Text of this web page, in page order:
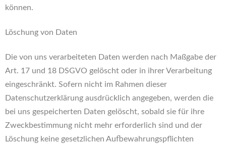
können.
Löschung von Daten
Die von uns verarbeiteten Daten werden nach Maßgabe der
Art. 17 und 18 DSGVO gelöscht oder in ihrer Verarbeitung
eingeschränkt. Sofern nicht im Rahmen dieser
Datenschutzerklärung ausdrücklich angegeben, werden die
bei uns gespeicherten Daten gelöscht, sobald sie für ihre
Zweckbestimmung nicht mehr erforderlich sind und der
Löschung keine gesetzlichen Aufbewahrungspflichten